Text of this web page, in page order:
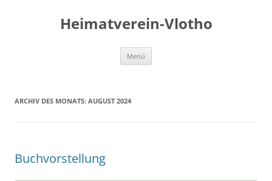
Heimatverein-Vlotho
Menü
ARCHIV DES MONATS: AUGUST 2024
Buchvorstellung